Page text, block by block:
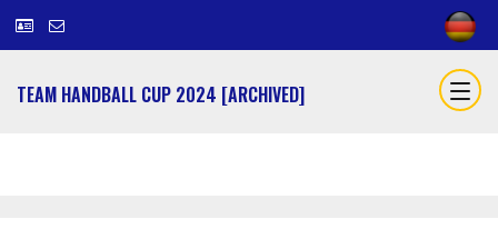
TEAM HANDBALL CUP 2024 [ARCHIVED]